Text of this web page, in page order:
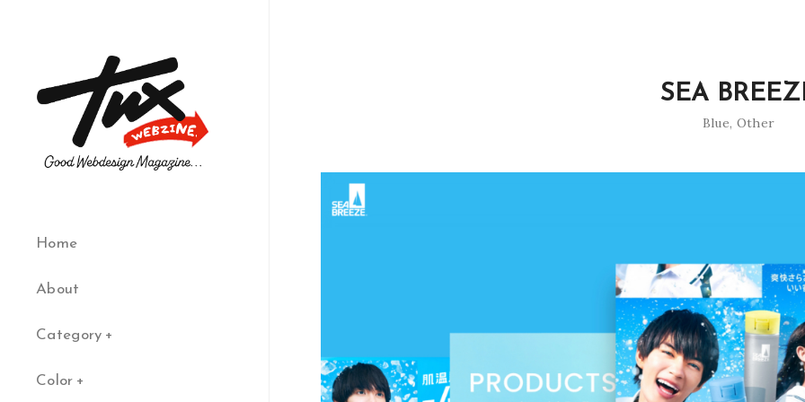
Home
About
Category
Color
SEA
Blue, Other